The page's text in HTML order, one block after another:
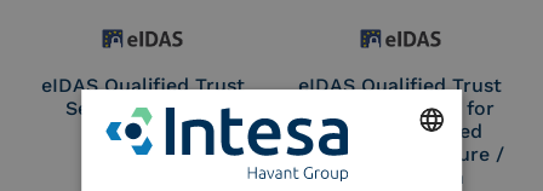
eIDAS Qualified Trust
Service Provider
eIDAS Qualified Trust
Service Provider for
Remote Qualified
Electronic Signature /
Seal Creation